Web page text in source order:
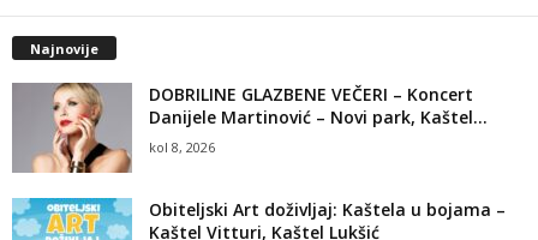
Najnovije
DOBRILINE GLAZBENE VEČERI – Koncert
Danijele Martinović – Novi park, Kaštel...
kol 8, 2026
Obiteljski Art doživljaj: Kaštela u bojama –
Kaštel Vitturi, Kaštel Lukšić